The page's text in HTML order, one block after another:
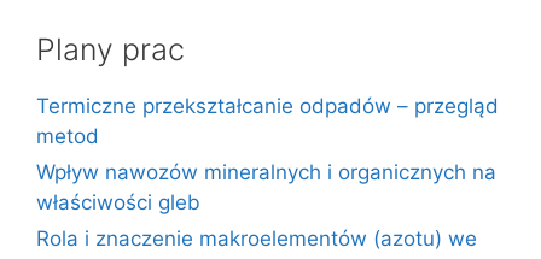
Plany prac
Termiczne przekształcanie odpadów – przegląd
metod
Wpływ nawozów mineralnych i organicznych na
właściwości gleb
Rola i znaczenie makroelementów (azotu) we